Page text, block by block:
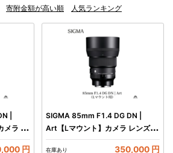
寄附金額が高い順 人気ランキング
|
メラ レ
円
SIGMA 85mm F1.4 DG DN |
Art【Lマウント】カメラ レンズ 家
電
在庫あり 350,000 円